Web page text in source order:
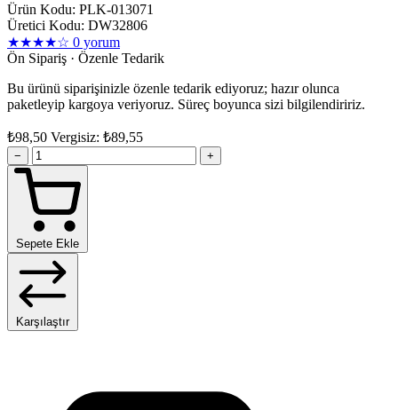
Ürün Kodu: PLK-013071
Üretici Kodu: DW32806
★★★★☆ 0 yorum
Ön Sipariş · Özenle Tedarik
Bu ürünü siparişinizle özenle tedarik ediyoruz; hazır olunca
paketleyip kargoya veriyoruz. Süreç boyunca sizi bilgilendiririz.
₺98,50 Vergisiz: ₺89,55
− +
Sepete Ekle
Karşılaştır